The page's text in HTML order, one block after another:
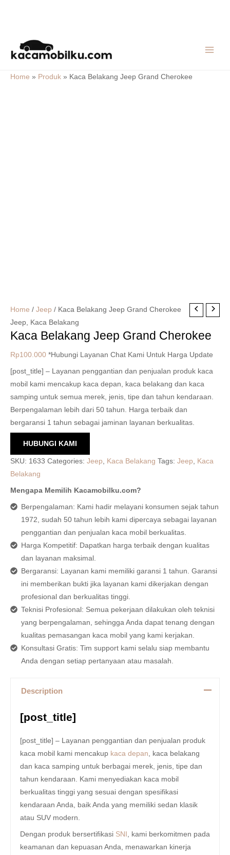
content
Home » Produk » Kaca Belakang Jeep Grand Cherokee
Home / Jeep / Kaca Belakang Jeep Grand Cherokee
Jeep, Kaca Belakang
Kaca Belakang Jeep Grand Cherokee
Rp100.000 *Hubungi Layanan Chat Kami Untuk Harga Update
[post_title] – Layanan penggantian dan penjualan produk kaca
mobil kami mencakup kaca depan, kaca belakang dan kaca
samping untuk semua merek, jenis, tipe dan tahun kendaraan.
Berpengalaman lebih dari 50 tahun. Harga terbaik dan
bergaransi 1 tahun sebagai jaminan layanan berkualitas.
HUBUNGI KAMI
SKU: 1633 Categories: Jeep, Kaca Belakang Tags: Jeep, Kaca
Belakang
Mengapa Memilih Kacamobilku.com?
Berpengalaman: Kami hadir melayani konsumen sejak tahun
1972, sudah 50 tahun lebih kami dipercaya sebagai layanan
penggantian dan penjualan kaca mobil berkualitas.
Harga Kompetitif: Dapatkan harga terbaik dengan kualitas
dan layanan maksimal.
Bergaransi: Layanan kami memiliki garansi 1 tahun. Garansi
ini memberikan bukti jika layanan kami dikerjakan dengan
profesional dan berkualitas tinggi.
Teknisi Profesional: Semua pekerjaan dilakukan oleh teknisi
yang berpengalaman, sehingga Anda dapat tenang dengan
kualitas pemasangan kaca mobil yang kami kerjakan.
Konsultasi Gratis: Tim support kami selalu siap membantu
Anda dengan setiap pertanyaan atau masalah.
Description
[post_title]
[post_title] – Layanan penggantian dan penjualan produk
kaca mobil kami mencakup kaca depan , kaca belakang
dan kaca samping untuk berbagai merek, jenis, tipe dan
tahun kendaraan. Kami menyediakan kaca mobil
berkualitas tinggi yang sesuai dengan spesifikasi
kendaraan Anda, baik Anda yang memiliki sedan klasik
atau SUV modern.
Dengan produk bersertifikasi SNI
, kami berkomitmen pada
keamanan dan kepuasan Anda, menawarkan kinerja